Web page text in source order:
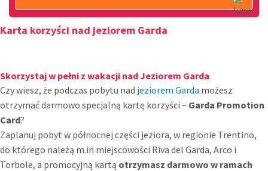
Karta korzyści nad jeziorem Garda
Skorzystaj w pełni z wakacji nad Jeziorem Garda
Czy wiesz, że podczas pobytu nad jeziorem Garda możesz
otrzymać darmowo specjalną kartę korzyści – Garda Promotion
Card?
Zaplanuj pobyt w północnej części jeziora, w regionie Trentino,
do którego należą m.in miejscowości Riva del Garda, Arco i
Torbole, a promocyjną kartą otrzymasz darmowo w ramach